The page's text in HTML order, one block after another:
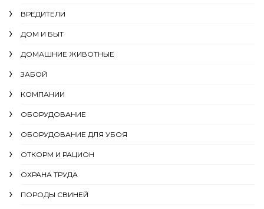
ВРЕДИТЕЛИ
ДОМ И БЫТ
ДОМАШНИЕ ЖИВОТНЫЕ
ЗАБОЙ
КОМПАНИИ
ОБОРУДОВАНИЕ
ОБОРУДОВАНИЕ ДЛЯ УБОЯ
ОТКОРМ И РАЦИОН
ОХРАНА ТРУДА
ПОРОДЫ СВИНЕЙ